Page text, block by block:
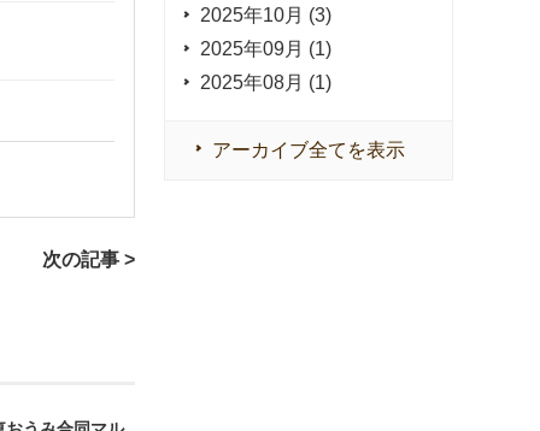
次の記事 >
2025年10月 (3)
2025年09月 (1)
2025年08月 (1)
アーカイブ全てを表示